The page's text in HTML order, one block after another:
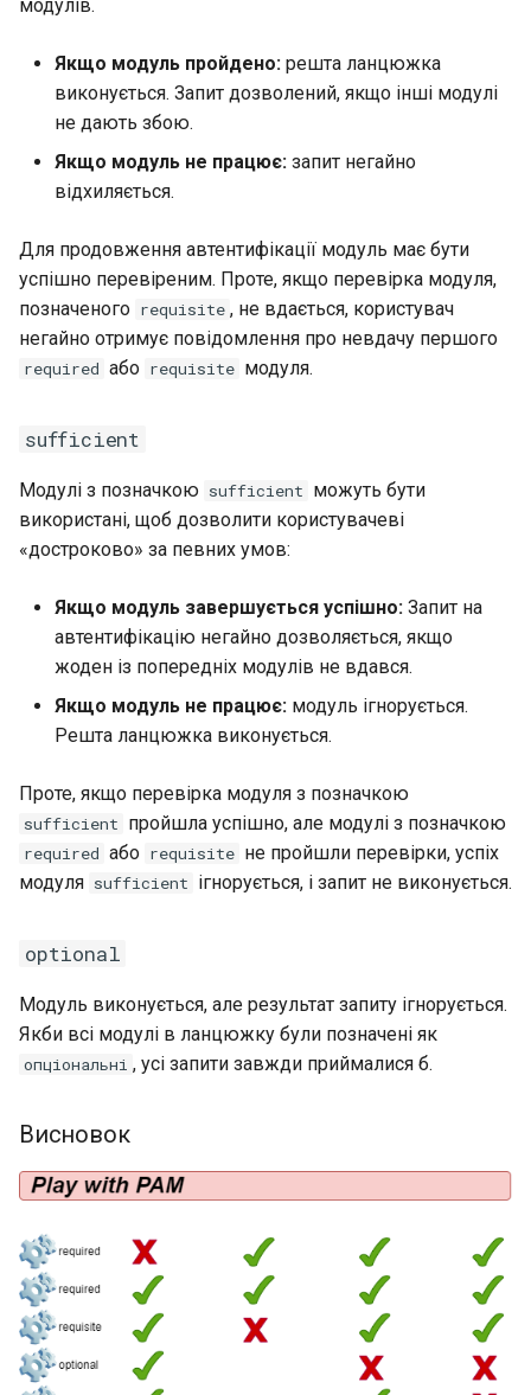
модулів.
Якщо модуль пройдено: решта ланцюжка
виконується. Запит дозволений, якщо інші модулі
не дають збою.
Якщо модуль не працює: запит негайно
відхиляється.
Для продовження автентифікації модуль має бути
успішно перевіреним. Проте, якщо перевірка модуля,
позначеного requisite , не вдається, користувач
негайно отримує повідомлення про невдачу першого
required або requisite модуля.
sufficient
Модулі з позначкою sufficient можуть бути
використані, щоб дозволити користувачеві
«достроково» за певних умов:
Якщо модуль завершується успішно: Запит на
автентифікацію негайно дозволяється, якщо
жоден із попередніх модулів не вдався.
Якщо модуль не працює: модуль ігнорується.
Решта ланцюжка виконується.
Проте, якщо перевірка модуля з позначкою
sufficient пройшла успішно, але модулі з позначкою
required або requisite не пройшли перевірки, успіх
модуля sufficient ігнорується, і запит не виконується.
optional
Модуль виконується, але результат запиту ігнорується.
Якби всі модулі в ланцюжку були позначені як
опціональні , усі запити завжди приймалися б.
Висновок